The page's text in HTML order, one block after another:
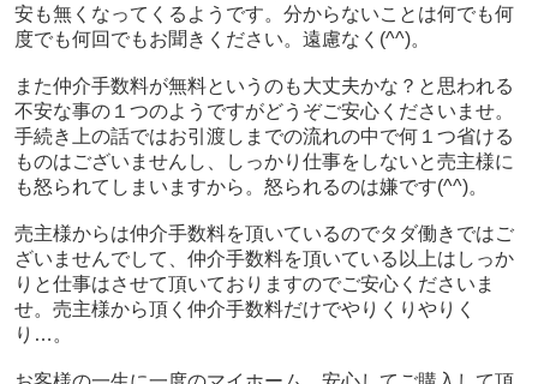
安も無くなってくるようです。分からないことは何でも何
度でも何回でもお聞きください。遠慮なく (^^)。
また仲介手数料が無料というのも大丈夫かな？と思われる
不安な事の１つのようですがどうぞご安心くださいませ。
手続き上の話ではお引渡しまでの流れの中で何１つ省ける
ものはございませんし、しっかり仕事をしないと売主様に
も怒られてしまいますから。怒られるのは嫌です(^^)。
売主様からは仲介手数料を頂いているのでタダ働きではご
ざいませんでして、仲介手数料を頂いている以上はしっか
りと仕事はさせて頂いておりますのでご安心くださいま
せ。 売主様から頂く仲介手数料だけでやりくりやりく
り…。